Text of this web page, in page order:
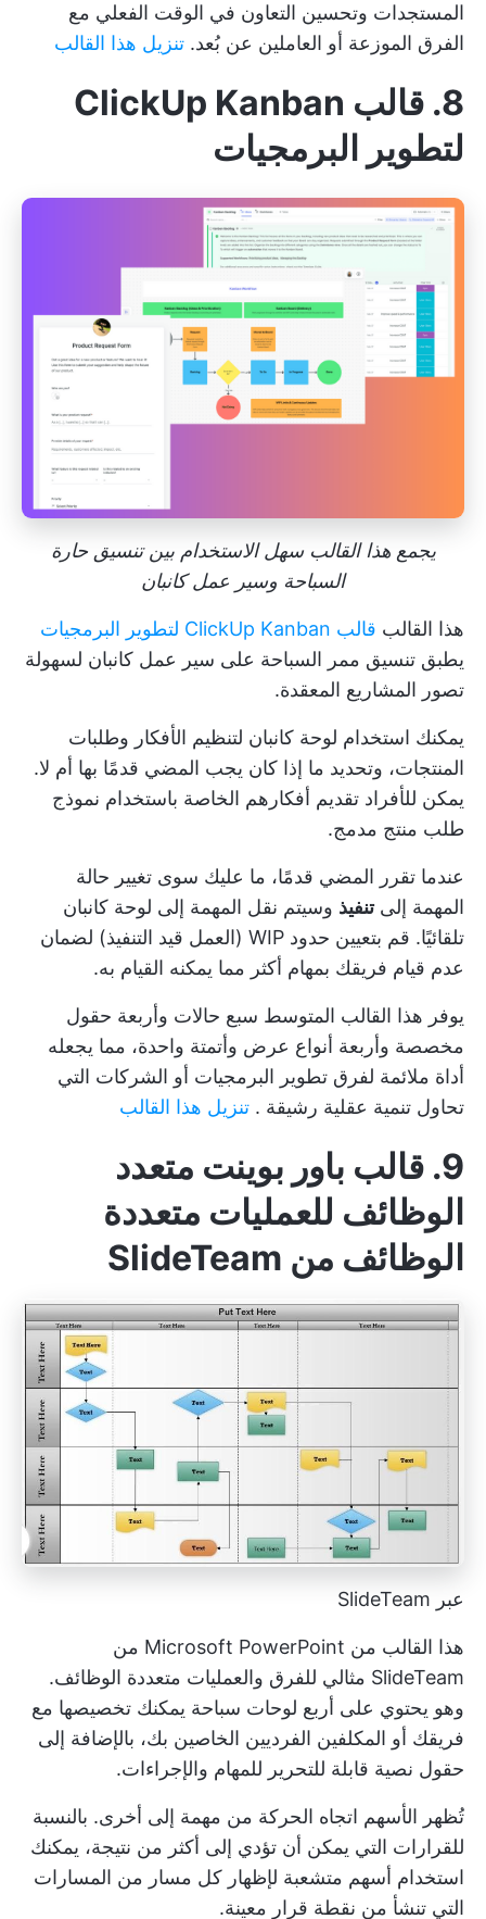
المستجدات وتحسين التعاون في الوقت الفعلي مع
الفرق الموزعة أو العاملين عن بُعد. تنزيل هذا القالب
8. قالب ClickUp Kanban
لتطوير البرمجيات
يجمع هذا القالب سهل الاستخدام بين تنسيق حارة
السباحة وسير عمل كانبان
هذا القالب قالب ClickUp Kanban لتطوير البرمجيات
يطبق تنسيق ممر السباحة على سير عمل كانبان لسهولة
تصور المشاريع المعقدة.
يمكنك استخدام لوحة كانبان لتنظيم الأفكار وطلبات
المنتجات، وتحديد ما إذا كان يجب المضي قدمًا بها أم لا.
يمكن للأفراد تقديم أفكارهم الخاصة باستخدام نموذج
طلب منتج مدمج.
عندما تقرر المضي قدمًا، ما عليك سوى تغيير حالة
المهمة إلىتنفيذ وسيتم نقل المهمة إلى لوحة كانبان
تلقائيًا. قم بتعيين حدود WIP (العمل قيد التنفيذ) لضمان
عدم قيام فريقك بمهام أكثر مما يمكنه القيام به.
يوفر هذا القالب المتوسط سبع حالات وأربعة حقول
مخصصة وأربعة أنواع عرض وأتمتة واحدة، مما يجعله
أداة ملائمة لفرق تطوير البرمجيات أو الشركات التي
تحاول تنمية عقلية رشيقة . تنزيل هذا القالب
9. قالب باور بوينت متعدد
الوظائف للعمليات متعددة
الوظائف من SlideTeam
عبر SlideTeam
هذا القالب من Microsoft PowerPoint من
SlideTeam مثالي للفرق والعمليات متعددة الوظائف.
وهو يحتوي على أربع لوحات سباحة يمكنك تخصيصها مع
فريقك أو المكلفين الفرديين الخاصين بك، بالإضافة إلى
حقول نصية قابلة للتحرير للمهام والإجراءات.
تُظهر الأسهم اتجاه الحركة من مهمة إلى أخرى. بالنسبة
للقرارات التي يمكن أن تؤدي إلى أكثر من نتيجة، يمكنك
استخدام أسهم متشعبة لإظهار كل مسار من المسارات
التي تنشأ من نقطة قرار معينة.